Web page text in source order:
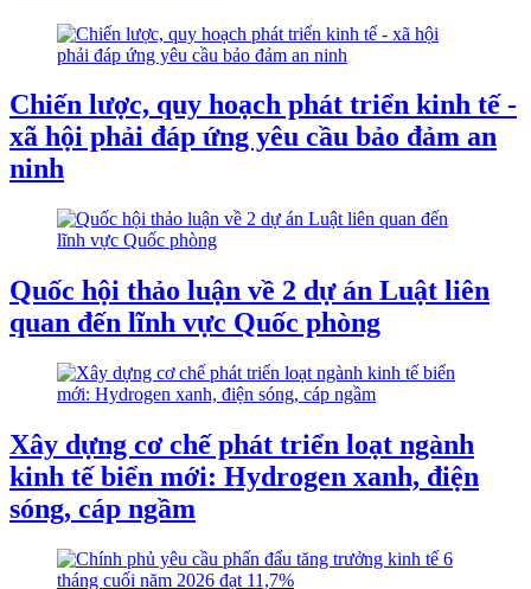
Chiến lược, quy hoạch phát triển kinh tế -
xã hội phải đáp ứng yêu cầu bảo đảm an
ninh
Quốc hội thảo luận về 2 dự án Luật liên
quan đến lĩnh vực Quốc phòng
Xây dựng cơ chế phát triển loạt ngành
kinh tế biển mới: Hydrogen xanh, điện
sóng, cáp ngầm